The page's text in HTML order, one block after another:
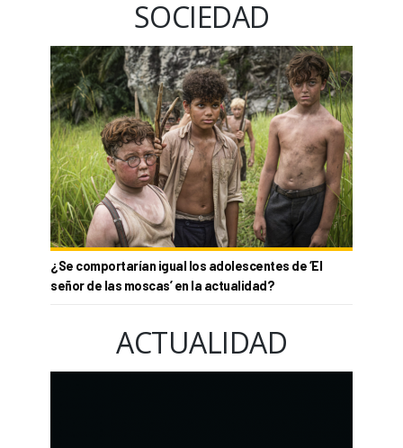
SOCIEDAD
¿Se comportarían igual los adolescentes de ‘El
señor de las moscas’ en la actualidad?
ACTUALIDAD